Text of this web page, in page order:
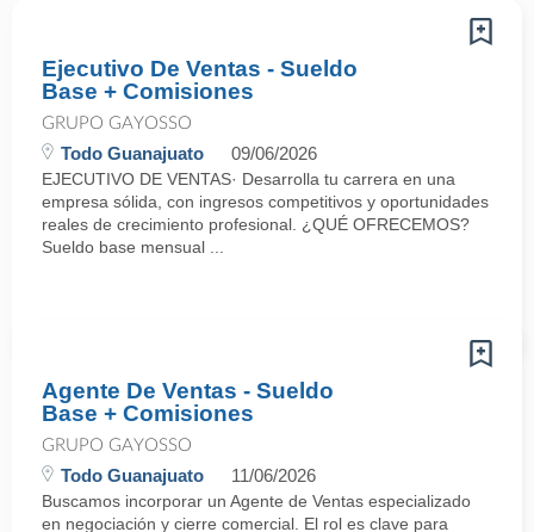
Ejecutivo De Ventas - Sueldo
Base + Comisiones
GRUPO GAYOSSO
Todo Guanajuato 09/06/2026
EJECUTIVO DE VENTAS· Desarrolla tu carrera en una
empresa sólida, con ingresos competitivos y oportunidades
reales de crecimiento profesional. ¿QUÉ OFRECEMOS?
Sueldo base mensual ...
Agente De Ventas - Sueldo
Base + Comisiones
GRUPO GAYOSSO
Todo Guanajuato 11/06/2026
Buscamos incorporar un Agente de Ventas especializado
en negociación y cierre comercial. El rol es clave para